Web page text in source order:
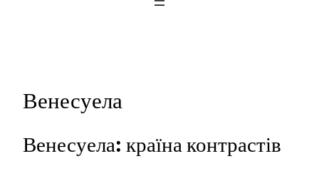
Венесуела
Венесуела: країна контрастів